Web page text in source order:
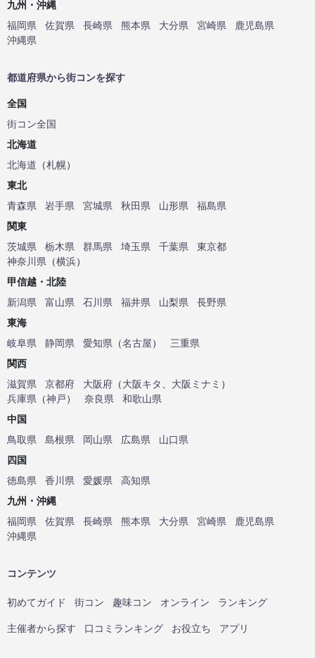
九州・沖縄
福岡県
佐賀県 長崎県 熊本県 大分県 宮崎県
鹿児島県
沖縄県
都道府県から街コンを探す
全国
街コン全国
北海道
北海道 （札幌）
東北
青森県
岩手県 宮城県 秋田県 山形県
福島県
関東
茨城県
栃木県 群馬県 埼玉県 千葉県
東京都
神奈川県 （横浜）
甲信越・北陸
新潟県
富山県 石川県 福井県 山梨県
長野県
東海
岐阜県
静岡県 愛知県 （名古屋）
三重県
関西
滋賀県
京都府 大阪府 （大阪キタ 大阪ミナミ ）
兵庫県 （神戸） 奈良県
和歌山県
中国
鳥取県
島根県 岡山県 広島県
山口県
四国
徳島県
香川県 愛媛県
高知県
九州・沖縄
福岡県
佐賀県 長崎県 熊本県 大分県 宮崎県
鹿児島県
沖縄県
コンテンツ
初めてガイド 街コン 趣味コン オンライン ランキング
主催者から探す 口コミランキング お役立ち アプリ